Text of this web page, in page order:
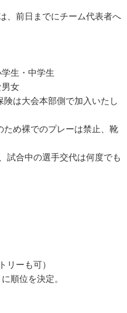
、前日までにチーム代表者へ
生・中学生
男女
は大会本部側で加入いたし
め裸でのプレーは禁止、靴
試合中の選手交代は何度でも
リーも可）
順位を決定。